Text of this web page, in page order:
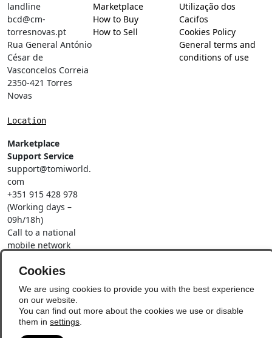
landline
bcd@cm-
torresnovas.pt
Rua General António
César de
Vasconcelos Correia
2350-421 Torres
Novas
Location
Marketplace
Support Service
support@tomiworld.
com
+351 915 428 978
(Working days –
09h/18h)
Call to a national
mobile network
Marketplace
How to Buy
How to Sell
Utilização dos
Cacifos
Cookies Policy
General terms and
conditions of use
Cookies
We are using cookies to provide you with the best experience
on our website.
You can find out more about the cookies we use or disable
them in settings